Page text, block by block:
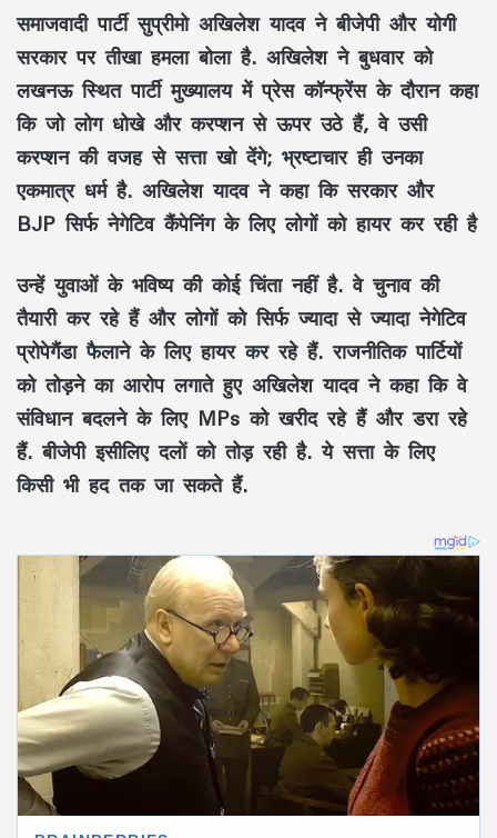
समाजवादी पार्टी सुप्रीमो अखिलेश यादव ने बीजेपी और योगी
सरकार पर तीखा हमला बोला है. अखिलेश ने बुधवार को
लखनऊ स्थित पार्टी मुख्यालय में प्रेस कॉन्फ्रेंस के दौरान कहा
कि जो लोग धोखे और करप्शन से ऊपर उठे हैं, वे उसी
करप्शन की वजह से सत्ता खो देंगे; भ्रष्टाचार ही उनका
एकमात्र धर्म है. अखिलेश यादव ने कहा कि सरकार और
BJP सिर्फ नेगेटिव कैंपेनिंग के लिए लोगों को हायर कर रही है
उन्हें युवाओं के भविष्य की कोई चिंता नहीं है. वे चुनाव की
तैयारी कर रहे हैं और लोगों को सिर्फ ज्यादा से ज्यादा नेगेटिव
प्रोपेगैंडा फैलाने के लिए हायर कर रहे हैं. राजनीतिक पार्टियों
को तोड़ने का आरोप लगाते हुए अखिलेश यादव ने कहा कि वे
संविधान बदलने के लिए MPs को खरीद रहे हैं और डरा रहे
हैं. बीजेपी इसीलिए दलों को तोड़ रही है. ये सत्ता के लिए
किसी भी हद तक जा सकते हैं.